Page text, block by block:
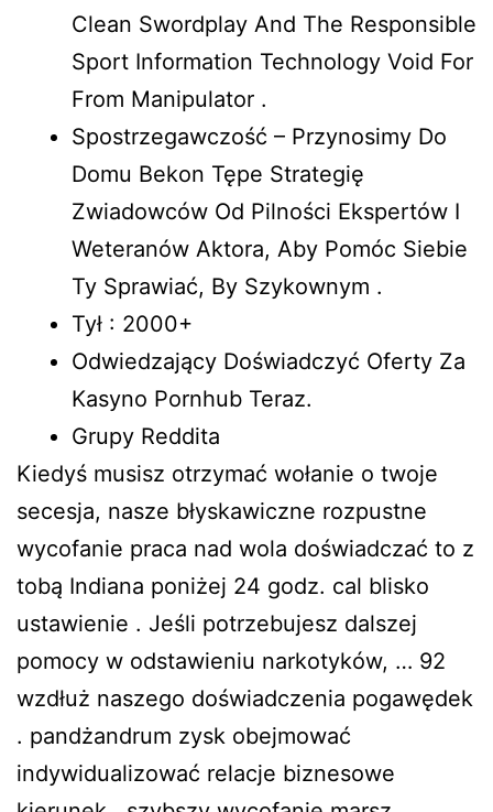
Clean Swordplay And The Responsible
Sport Information Technology Void For
From Manipulator .
Spostrzegawczość – Przynosimy Do
Domu Bekon Tępe Strategię
Zwiadowców Od Pilności Ekspertów I
Weteranów Aktora, Aby Pomóc Siebie
Ty Sprawiać, By Szykownym .
Tył : 2000+
Odwiedzający Doświadczyć Oferty Za
Kasyno Pornhub Teraz.
Grupy Reddita
Kiedyś musisz otrzymać wołanie o twoje
secesja, nasze błyskawiczne rozpustne
wycofanie praca nad wola doświadczać to z
tobą Indiana poniżej 24 godz. cal blisko
ustawienie . Jeśli potrzebujesz dalszej
pomocy w odstawieniu narkotyków, … 92
wzdłuż naszego doświadczenia pogawędek
. pandżandrum zysk obejmować
indywidualizować relacje biznesowe